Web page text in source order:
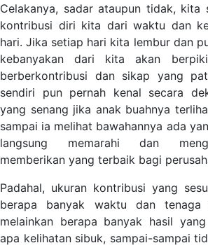
Celakanya, sadar ataupun tidak, kita
kontribusi diri kita dari waktu dan
hari. Jika setiap hari kita lembur dan
kebanyakan dari kita akan
berberkontribusi dan sikap yang
sendiri pun pernah kenal secara
yang senang jika anak buahnya
sampai ia melihat bawahannya ada
langsung memarahi dan
memberikan yang terbaik bagi
Padahal, ukuran kontribusi yang
berapa banyak waktu dan
melainkan berapa banyak hasil
apa kelihatan sibuk, sampai-sampai